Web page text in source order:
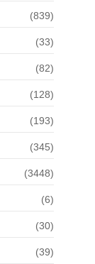
(839)
(33)
(82)
(128)
(193)
(345)
(3448)
(6)
(30)
(39)